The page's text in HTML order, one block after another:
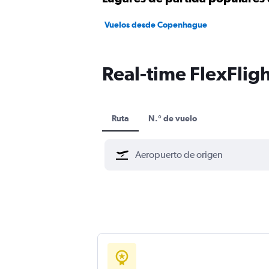
Vuelos desde Copenhague
Real-time
Ruta N.° de vuelo